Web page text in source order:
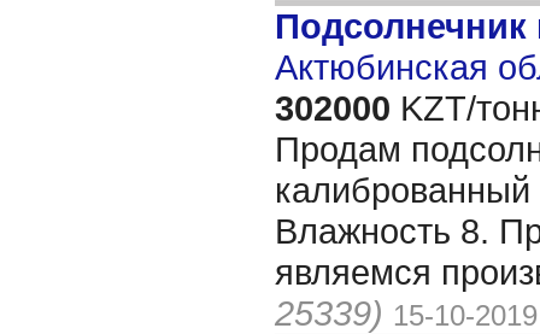
Подсолнечник
Актюбинская
302000 KZT/
Продам
Влажность 8.
являемся
25339) 15-10-2019